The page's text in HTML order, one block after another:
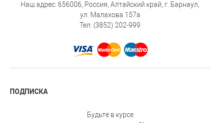
Наш адрес: 656006, Россия, Алтайский край, г. Барнаул,
ул. Малахова 157а
Тел: (3852) 202-999
ПОДПИСКА
Будьте в курсе